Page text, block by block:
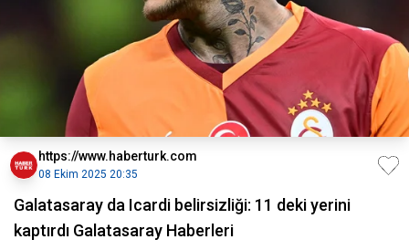
https://www.haberturk.com
08 Ekim 2025 20:35
Galatasaray da Icardi belirsizliği: 11 deki yerini
kaptırdı Galatasaray Haberleri